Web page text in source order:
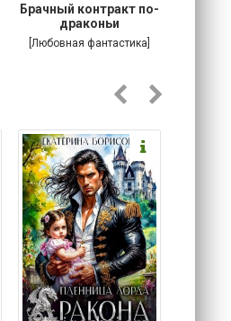
Брачный контракт по-
драконьи
[Любовная фантастика]